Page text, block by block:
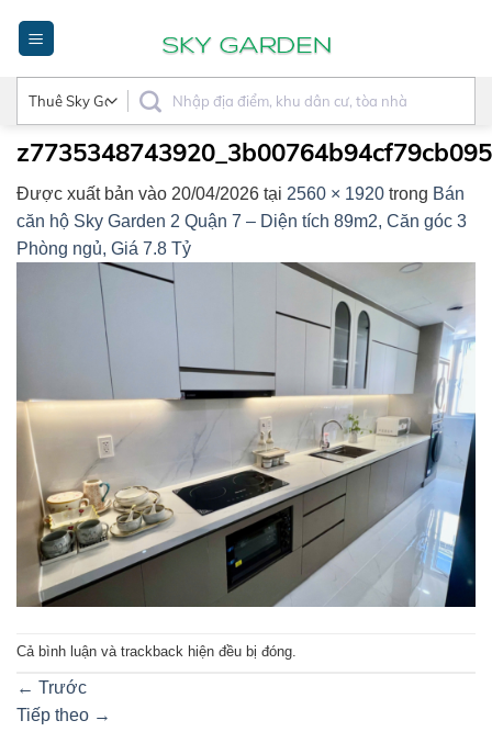
dung
Được xuất bản vào 20/04/2026 tại 2560 × 1920 trong Bán
căn hộ Sky Garden 2 Quận 7 – Diện tích 89m2, Căn góc 3
Phòng ngủ, Giá 7.8 Tỷ
Cả bình luận và trackback hiện đều bị đóng.
← Trước
Tiếp theo →